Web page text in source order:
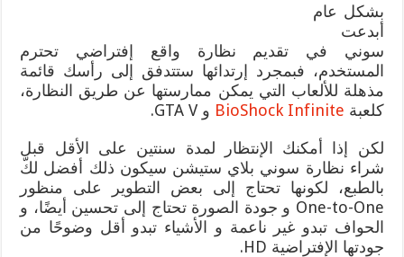
بشكل عام
أبدعت
سوني في تقديم نظارة واقع إفتراضي تحترم
المستخدم، فبمجرد إرتدائها ستتدفق إلى رأسك قائمة
مذهلة للألعاب التي يمكن ممارستها عن طريق النظارة،
كلعبة BioShock Infinite و GTA V.
لكن إذا أمكنك الإنتظار لمدة سنتين على الأقل قبل
شراء نظارة سوني بلاي ستيشن سيكون ذلك أفضل لكّ
بالطبع، لكونها تحتاج إلى بعض التطوير على منظور
One-to-One و جودة الصورة تحتاج إلى تحسين أيضًا، و
الحواف تبدو غير ناعمة و الأشياء تبدو أقل وضوحًا من
جودتها الإفتراضية HD.